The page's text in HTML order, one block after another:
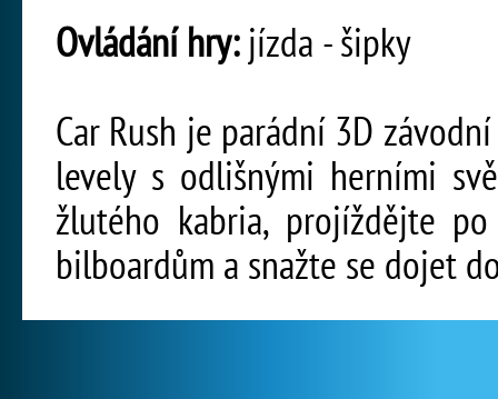
Ovládání hry:jízda - šipky
Car Rush je parádní 3D
levely s odlišnými herními
žlutého kabria, projíždějte
bilboardům a snažte se dojet